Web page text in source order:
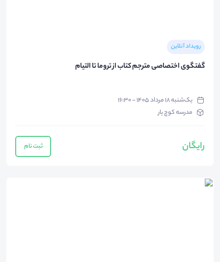
رویداد آنلاین
گفتگوی اختصاصی مترجم کتاب از تروما تا التیام
یک‌شنبه ۱۸ مرداد ۱۴۰۵ - ۱۶:۳۰
مدرسه کوچ یار
رایگان ثبت نام